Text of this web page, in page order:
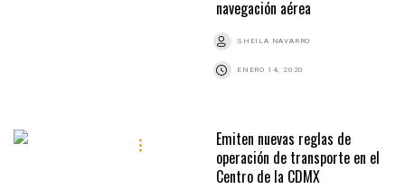
navegación aérea
SHEILA NAVARRO
ENERO 14, 2020
Emiten nuevas reglas de
operación de transporte en el
Centro de la CDMX